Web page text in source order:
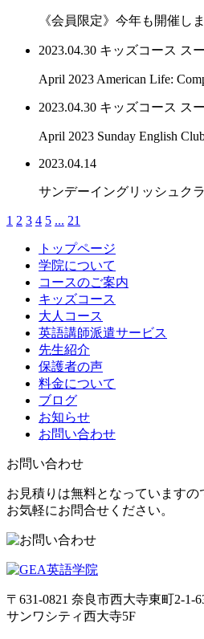
《会員限定》今年も開催し
2023.04.30 キッズコース ス
April 2023 American Life:
2023.04.30 キッズコース ス
April 2023 Sunday English
2023.04.14
サンデーイングリッシュク
1 2 3 4 5 ... 21
トップページ
学院について
コースのご案内
キッズコース
大人コース
英語講師派遣サービス
先生紹介
保護者の声
料金について
ブログ
お知らせ
お問い合わせ
お問い合わせ
お見積りは無料となっていますの
お気軽にお問合せください。
〒631-0821 奈良市西大寺東町2-1-
サンワシティ西大寺5F